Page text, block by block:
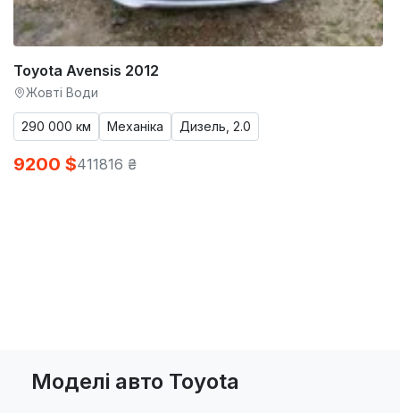
Toyota Avensis 2012
Жовті Води
290 000 км Механіка Дизель, 2.0
9200 $411816 ₴
Моделі авто Toyota